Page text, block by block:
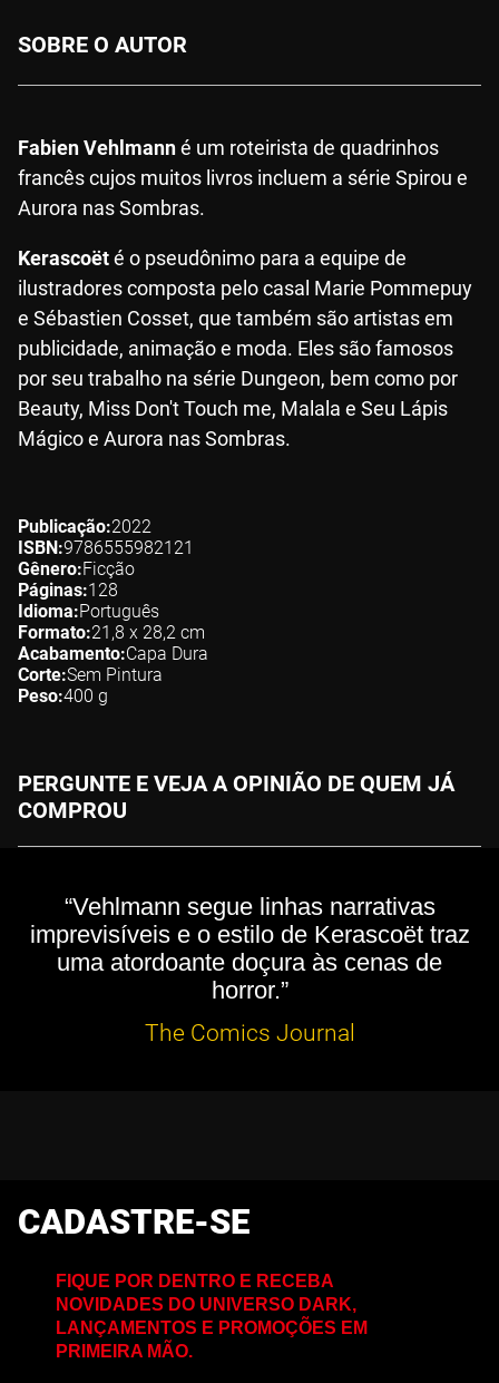
SOBRE O AUTOR
Fabien Vehlmanné um roteirista de quadrinhos
francês cujos muitos livros incluem a série Spirou e
Aurora nas Sombras.
Kerascoëté o pseudônimo para a equipe de
ilustradores composta pelo casal Marie Pommepuy
e Sébastien Cosset, que também são artistas em
publicidade, animação e moda. Eles são famosos
por seu trabalho na série Dungeon, bem como por
Beauty, Miss Don't Touch me, Malala e Seu Lápis
Mágico e Aurora nas Sombras.
Publicação 2022
ISBN 9786555982121
Gênero Ficção
Páginas 128
Idioma Português
Formato 21,8 x 28,2 cm
Acabamento Capa Dura
Corte Sem Pintura
Peso 400 g
PERGUNTE E VEJA A OPINIÃO DE QUEM JÁ
COMPROU
“Vehlmann segue linhas narrativas
imprevisíveis e o estilo de Kerascoët traz
uma atordoante doçura às cenas de
horror.”
The Comics Journal
CADASTRE-SE
FIQUE POR DENTRO E RECEBA
NOVIDADES DO UNIVERSO DARK,
LANÇAMENTOS E PROMOÇÕES EM
PRIMEIRA MÃO.